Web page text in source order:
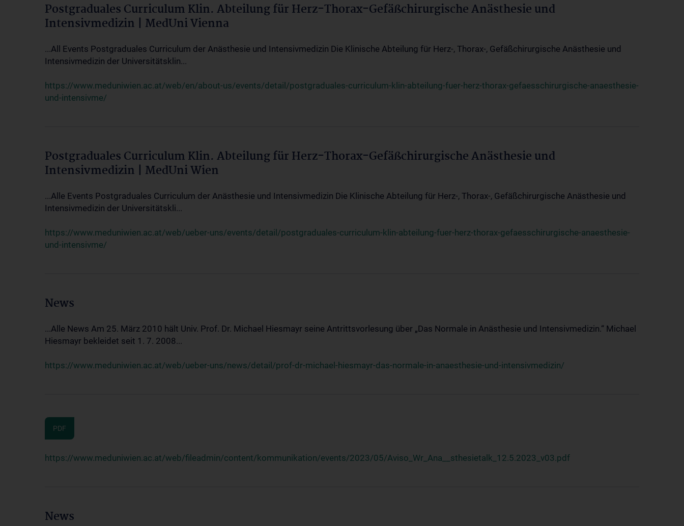
Postgraduales Curriculum Klin. Abteilung für Herz-Thorax-Gefäßchirurgische Anästhesie und
Intensivmedizin | MedUni Vienna
...All Events Postgraduales Curriculum der Anästhesie und Intensivmedizin Die Klinische Abteilung für Herz-, Thorax-, Gefäßchirurgische Anästhesie und
Intensivmedizin der Universitätsklin...
https://www.meduniwien.ac.at/web/en/about-us/events/detail/postgraduales-curriculum-klin-abteilung-fuer-herz-thorax-gefaesschirurgische-anaesthesie-
und-intensivme/
Postgraduales Curriculum Klin. Abteilung für Herz-Thorax-Gefäßchirurgische Anästhesie und
Intensivmedizin | MedUni Wien
...Alle Events Postgraduales Curriculum der Anästhesie und Intensivmedizin Die Klinische Abteilung für Herz-, Thorax-, Gefäßchirurgische Anästhesie und
Intensivmedizin der Universitätskli...
https://www.meduniwien.ac.at/web/ueber-uns/events/detail/postgraduales-curriculum-klin-abteilung-fuer-herz-thorax-gefaesschirurgische-anaesthesie-
und-intensivme/
News
...Alle News Am 25. März 2010 hält Univ. Prof. Dr. Michael Hiesmayr seine Antrittsvorlesung über „Das Normale in Anästhesie und Intensivmedizin.“ Michael
Hiesmayr bekleidet seit 1. 7. 2008...
https://www.meduniwien.ac.at/web/ueber-uns/news/detail/prof-dr-michael-hiesmayr-das-normale-in-anaesthesie-und-intensivmedizin/
PDF
https://www.meduniwien.ac.at/web/fileadmin/content/kommunikation/events/2023/05/Aviso_Wr_Ana__sthesietalk_12.5.2023_v03.pdf
News